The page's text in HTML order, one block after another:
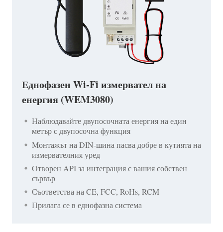
Еднофазен Wi-Fi измервател на
енергия (WEM3080)
Наблюдавайте двупосочната енергия на един
метър с двупосочна функция
Монтажът на DIN-шина пасва добре в кутията на
измервателния уред
Отворен API за интеграция с вашия собствен
сървър
Съответства на CE, FCC, RoHs, RCM
Прилага се в еднофазна система